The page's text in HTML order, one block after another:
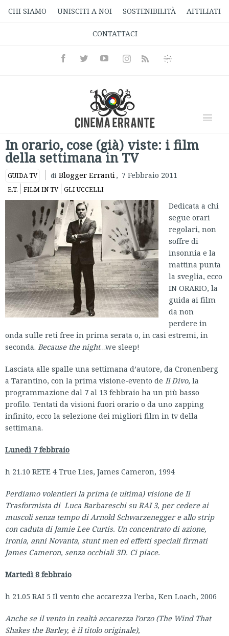
CHI SIAMO UNISCITI A NOI SOSTENIBILITÀ AFFILIATI
CONTATTACI
FacebookTwitterYoutubeInstagramRss
Informativa
In orario, cose (già) viste: i film
della settimana in TV
GUIDA TV di Blogger Erranti, 7 Febbraio 2011
E.T. FILM IN TV GLI UCCELLI
Dedicata a chi
segue orari
regolari, non
soffre di
insonnia e la
mattina punta
la sveglia, ecco
IN ORARIO, la
guida ai film
da non
perdere in
onda sulle reti free in prima serata o, in casi estremi, in
seconda. Because the night…we sleep!
Lasciata alle spalle una settimana d’autore, da Cronenberg
a Tarantino, con la prima visione-evento de Il Divo, la
programmazione dal 7 al 13 febbraio ha un più basso
profilo. Tentati da visioni fuori orario o da uno zapping
infinito, ecco la selezione dei migliori film in tv della
settimana.
Lunedì 7 febbraio
h 21.10 RETE 4 True Lies, James Cameron, 1994
Perdiamo volentieri la prima (e ultima) visione de Il
Trasformista di Luca Barbareschi su RAI 3, per cedere ai
muscoli senza tempo di Arnold Schwarzenegger e allo strip
con caduta di Jamie Lee Curtis. Un concentrato di azione,
ironia, anni Novanta, stunt men ed effetti speciali firmati
James Cameron, senza occhiali 3D. Ci piace.
Martedì 8 febbraio
h 21.05 RAI 5 Il vento che accarezza l’erba, Ken Loach, 2006
Anche se il vento in realtà accarezza l’orzo (The Wind That
Shakes the Barley, è il titolo originale),